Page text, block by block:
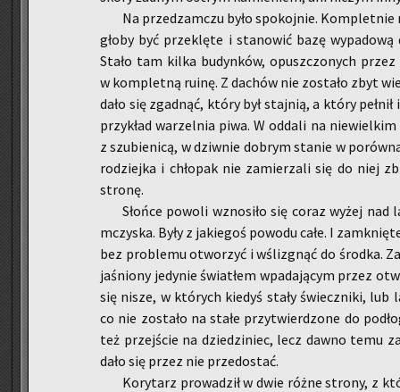
Na przed­zam­czu było spo­koj­nie.
gło­by być prze­klę­te i sta­no­wić bazę
Stało tam kilka bu­dyn­ków, opusz­czo­nych
w kom­plet­ną ruinę. Z da­chów nie zo­sta­ło zbyt
dało się zgad­nąć, który był staj­nią, a który
przy­kład wa­rzel­nia piwa. W od­da­li na
z szu­bie­ni­cą, w dziw­nie do­brym sta­nie w
ro­dziej­ka i chło­pak nie za­mie­rza­li się do niej
stro­nę.
Słoń­ce po­wo­li wzno­si­ło się coraz wyżej
mczy­ska. Były z ja­kie­goś po­wo­du całe. I
bez pro­ble­mu otwo­rzyć i wśli­zgnąć do środ­ka.
ja­śnio­ny je­dy­nie świa­tłem wpa­da­ją­cym przez
się nisze, w któ­rych kie­dyś stały świecz­ni­ki,
co nie zo­sta­ło na stałe przy­twier­dzo­ne do
też przej­ście na dzie­dzi­niec, lecz dawno temu
dało się przez nie prze­do­stać.
Ko­ry­tarz pro­wa­dził w dwie różne stro­ny, z